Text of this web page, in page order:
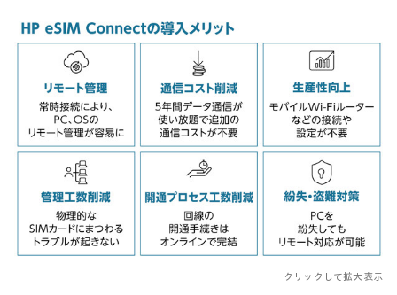
クリックして拡大表示